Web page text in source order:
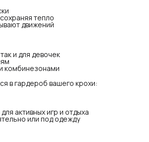
по уходу
одежда служила долго и радовала вас
в стиральной машине на деликатном
рекомендациям на ярлычке изделия
— сертифицированный российский
для новорожденных.
гипоаллергенный материал
кнопки вместо пуговиц
качество с заботой о детях
тепло
движений
и для девочек
комбинезонами
в гардероб вашего крохи:
активных игр и отдыха
или под одежду